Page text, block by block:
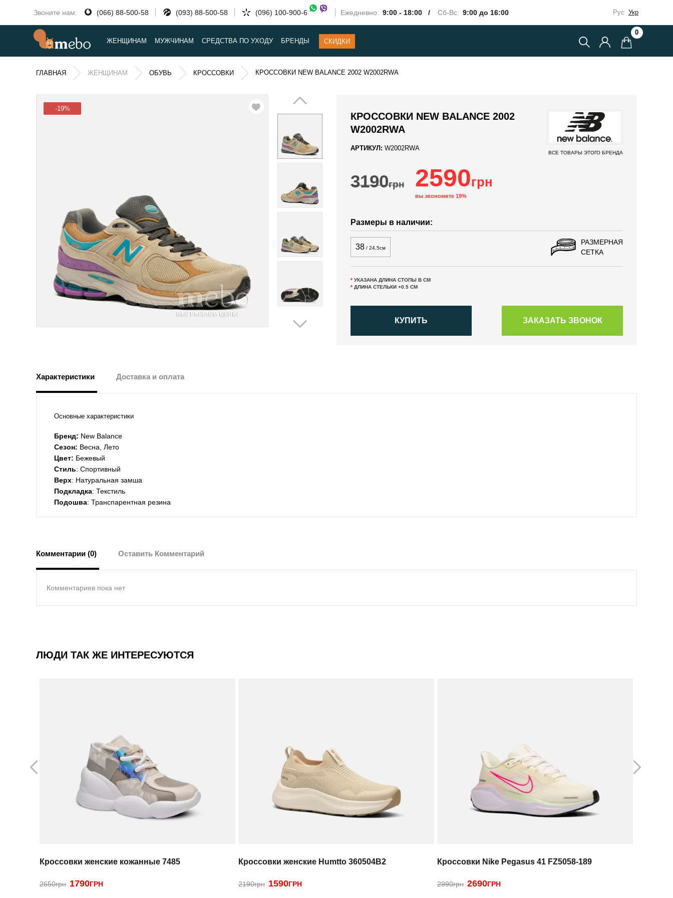
Звоните нам: (066) 88-500-58 (093) 88-500-58 (096) 100-900-6 Ежедневно: 9:00 - 18:00 / Сб-Вс: 9:00 до 16:00 Рус Укр
ЖЕНЩИНАМ МУЖЧИНАМ СРЕДСТВА ПО УХОДУ БРЕНДЫ СКИДКИ
0
ГЛАВНАЯ ЖЕНЩИНАМ ОБУВЬ КРОССОВКИ КРОССОВКИ NEW BALANCE 2002 W2002RWA
-19%
КРОССОВКИ NEW BALANCE 2002
W2002RWA
АРТИКУЛ: W2002RWA
ВСЕ ТОВАРЫ ЭТОГО БРЕНДА
3190грн 2590грн
вы экономите 19%
Размеры в наличии:
38 / 24,5см
РАЗМЕРНАЯ
СЕТКА
* УКАЗАНА ДЛИНА СТОПЫ В СМ
* ДЛИНА СТЕЛЬКИ +0.5 СМ
КУПИТЬ
Характеристики Доставка и оплата
Основные характеристики
Бренд: New Balance
Сезон: Весна, Лето
Цвет: Бежевый
Стиль: Спортивный
Верх: Натуральная замша
Подкладка: Текстиль
Подошва: Транспарентная резина
Комментарии (0) Оставить Комментарий
Комментариев пока нет
ЛЮДИ ТАК ЖЕ ИНТЕРЕСУЮТСЯ
Кроссовки женские кожанные 7485
2650грн 1790ГРН
Кроссовки женские Humtto 360504B2
2190грн 1590ГРН
Кроссовки Nike Pegasus 41 FZ5058-189
2990грн 2690ГРН